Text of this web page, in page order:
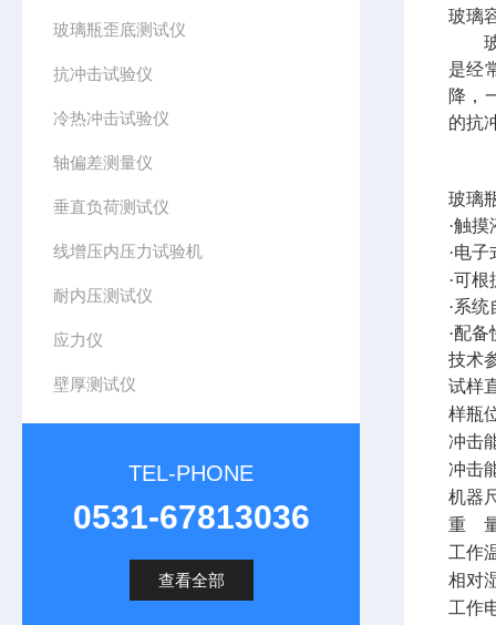
玻璃瓶歪底测试仪
抗冲击试验仪
冷热冲击试验仪
轴偏差测量仪
垂直负荷测试仪
线增压内压力试验机
耐内压测试仪
应力仪
壁厚测试仪
TEL-PHONE
0531-67813036
查看全部
玻璃
是经
降，
的抗
玻璃
·触
·电
·可
·系
·配
技术
试样
样瓶
冲击
冲击
机器
重
工作
相对
工作